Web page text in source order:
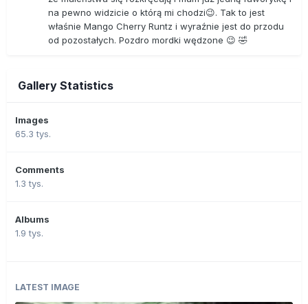
na pewno widzicie o którą mi chodzi😉. Tak to jest
właśnie Mango Cherry Runtz i wyraźnie jest do przodu
od pozostałych. Pozdro mordki wędzone 😉 🤣
Gallery Statistics
Images
65.3 tys.
Comments
1.3 tys.
Albums
1.9 tys.
LATEST IMAGE